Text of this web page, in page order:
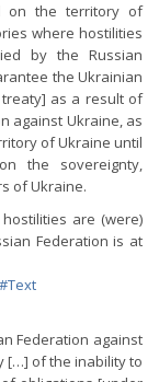
on the territory of
where hostilities
by the Russian
the Ukrainian
as a result of
against Ukraine, as
of Ukraine until
the sovereignty,
of Ukraine.
are (were)
Federation is at
Federation against
[…] of the inability to